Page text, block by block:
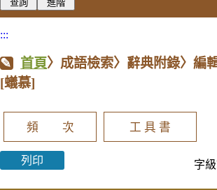
:::
首頁〉成語檢索〉辭典附錄〉編
[蟻慕]
頻 次 工 具 書
列印 字